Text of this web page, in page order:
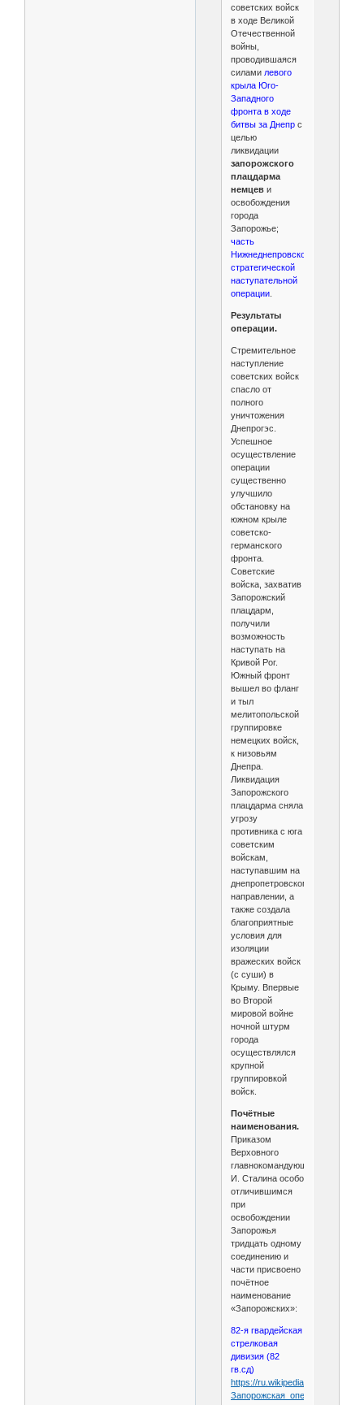
советских войск
в ходе Великой
Отечественной
войны,
проводившаяся
силами левого
крыла Юго-
Западного
фронта в ходе
битвы за Днепрс
целью
ликвидации
запорожского
плацдарма
немцеви
освобождения
города
Запорожье;
часть
Нижнеднепровской
стратегической
наступательной
операции.
Результаты
операции.
Стремительное
наступление
советских войск
спасло от
полного
уничтожения
Днепрогэс.
Успешное
осуществление
операции
существенно
улучшило
обстановку на
южном крыле
советско-
германского
фронта.
Советские
войска, захватив
Запорожский
плацдарм,
получили
возможность
наступать на
Кривой Рог.
Южный фронт
вышел во фланг
и тыл
мелитопольской
группировке
немецких войск,
к низовьям
Днепра.
Ликвидация
Запорожского
плацдарма сняла
угрозу
противника с юга
советским
войскам,
наступавшим на
днепропетровском
направлении, а
также создала
благоприятные
условия для
изоляции
вражеских войск
(с суши) в
Крыму. Впервые
во Второй
мировой войне
ночной штурм
города
осуществлялся
крупной
группировкой
войск.
Почётные
наименования.
Приказом
Верховного
главнокомандующего
И. Сталина особо
отличившимся
при
освобождении
Запорожья
тридцать одному
соединению и
части присвоено
почётное
наименование
«Запорожских»:
82-я гвардейская
стрелковая
дивизия (82
гв.сд)
https://ru.wikipedia.org/wiki/
Запорожская_операция